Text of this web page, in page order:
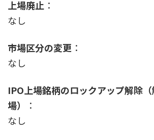
上場廃止 ：
なし
市場区分の変更 ：
なし
IPO上場銘柄のロックアップ解除
場）
：
なし